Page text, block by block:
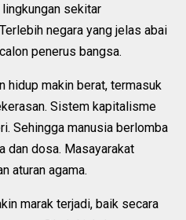
sekitar
negara yang jelas abai
penerus bangsa.
hidup makin berat, termasuk
Sistem kapitalisme
Sehingga manusia berlomba
dan dosa. Masayarakat
aturan agama.
marak terjadi, baik secara